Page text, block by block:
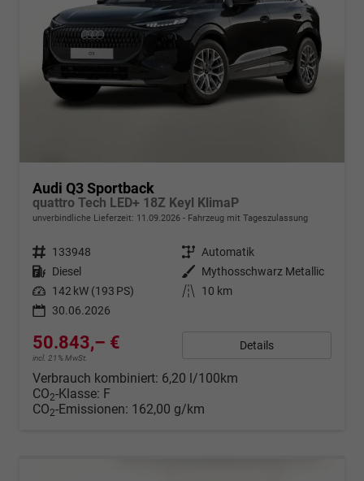
Audi Q3 Sportback
quattro Tech LED+ 18Z Keyl KlimaP
unverbindliche Lieferzeit: 11.09.2026 Fahrzeug mit Tageszulassung
Fahrzeugnr. 133948 Getriebe Automatik
Kraftstoff Diesel Außenfarbe Mythosschwarz Metallic
Leistung 142 kW (193 PS) Kilometerstand
10 km
30.06.2026
50.843,– €
incl. 21% MwSt.
Details
Verbrauch kombiniert: 6,20 l/100km
CO2-Klasse: F
CO2-Emissionen: 162,00 g/km